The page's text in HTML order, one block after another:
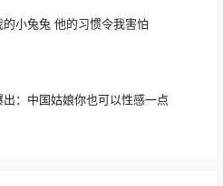
小兔兔 他的习惯令我害怕
：中国姑娘你也可以性感一点